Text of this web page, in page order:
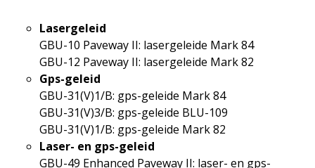
Lasergeleid
GBU-10 Paveway II: lasergeleide Mark 84
GBU-12 Paveway II: lasergeleide Mark 82
Gps-geleid
GBU-31(V)1/B: gps-geleide Mark 84
GBU-31(V)3/B: gps-geleide BLU-109
GBU-31(V)1/B: gps-geleide Mark 82
Laser- en gps-geleid
GBU-49 Enhanced Paveway II: laser- en gps-